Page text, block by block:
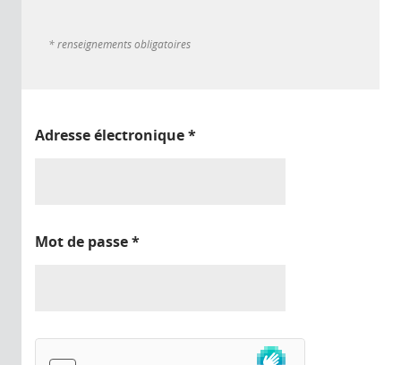
* renseignements obligatoires
Adresse électronique*
Mot de passe*